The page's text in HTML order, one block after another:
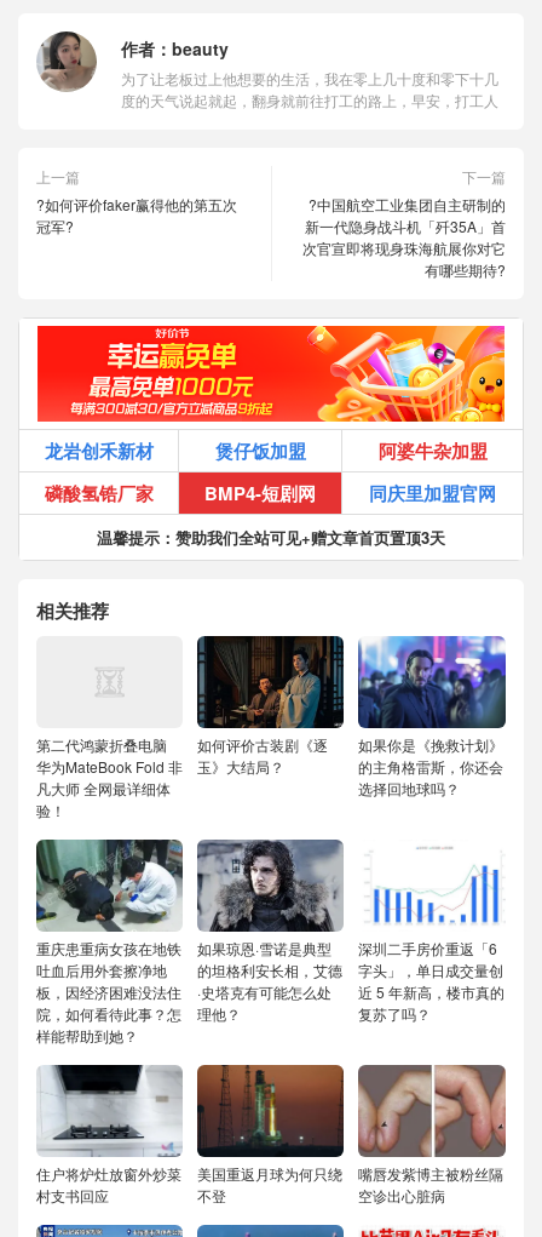
作者： beauty
为了让老板过上他想要的生活，我在零上几十度和零下十几
度的天气说起就起，翻身就前往打工的路上，早安，打工人
上一篇
?如何评价faker赢得他的第五次
冠军?
下一篇
?中国航空工业集团自主研制的
新一代隐身战斗机「歼35A」首
次官宣即将现身珠海航展你对它
有哪些期待?
龙岩创禾新材 煲仔饭加盟
阿婆牛杂加盟
磷酸氢锆厂家
BMP4-短剧网 同庆里加盟官网
温馨提示：赞助我们全站可见+赠文章首页置顶3天
相关推荐
第二代鸿蒙折叠电脑
华为MateBook Fold 非
凡大师 全网最详细体
验！
如何评价古装剧《逐
玉》大结局？
如果你是《挽救计划》
的主角格雷斯，你还会
选择回地球吗？
重庆患重病女孩在地铁
吐血后用外套擦净地
板，因经济困难没法住
院，如何看待此事？怎
样能帮助到她？
如果琼恩·雪诺是典型
的坦格利安长相，艾德
·史塔克有可能怎么处
理他？
深圳二手房价重返「6
字头」，单日成交量创
近 5 年新高，楼市真的
复苏了吗？
住户将炉灶放窗外炒菜
村支书回应
美国重返月球为何只绕
不登
嘴唇发紫博主被粉丝隔
空诊出心脏病